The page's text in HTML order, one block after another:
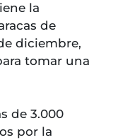
la
de
diciembre,
tomar una
de 3.000
por la